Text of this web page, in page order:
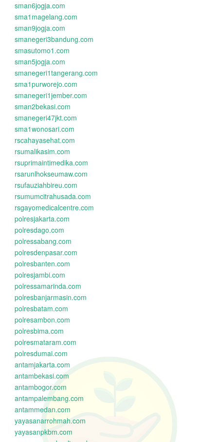
sman6jogja.com
sma1magelang.com
sman9jogja.com
smanegeri3bandung.com
smasutomo1.com
sman5jogja.com
smanegeri1tangerang.com
sma1purworejo.com
smanegeri1jember.com
sman2bekasi.com
smanegeri47jkt.com
sma1wonosari.com
rscahayasehat.com
rsumalikasim.com
rsuprimaintimedika.com
rsarunlhokseumaw.com
rsufauziahbireu.com
rsumumcitrahusada.com
rsgayomedicalcentre.com
polresjakarta.com
polresdago.com
polressabang.com
polresdenpasar.com
polresbanten.com
polresjambi.com
polressamarinda.com
polresbanjarmasin.com
polresbatam.com
polresambon.com
polresbima.com
polresmataram.com
polresdumai.com
antamjakarta.com
antambekasi.com
antambogor.com
antampalembang.com
antammedan.com
yayasanarrohmah.com
yayasanpkbm.com